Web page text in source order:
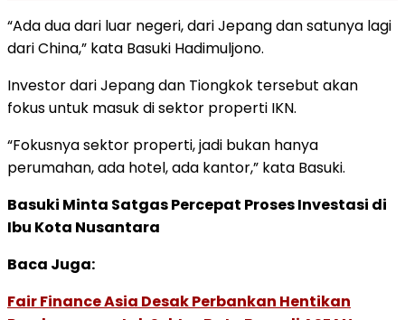
“Ada dua dari luar negeri, dari Jepang dan satunya lagi
dari China,” kata Basuki Hadimuljono.
Investor dari Jepang dan Tiongkok tersebut akan
fokus untuk masuk di sektor properti IKN.
“Fokusnya sektor properti, jadi bukan hanya
perumahan, ada hotel, ada kantor,” kata Basuki.
Basuki Minta Satgas Percepat Proses Investasi di
Ibu Kota Nusantara
Baca Juga:
Fair Finance Asia Desak Perbankan Hentikan